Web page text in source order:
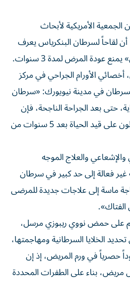
الأمريكية لأبحاث
لقاحاً لسرطان البنكرياس يعرف
عودة المرض لمدة 3 سنوات.
أخصائي الأورام الجراحي في مركز
في مدينة نيويورك: «سرطان
حتى بعد الجراحة الناجحة، فإن
12٪ فقط من المرضى يظلون على قيد الحياة بعد 5 سنوات من
والعلاج الموجه
غير فعالة إلى حد كبير في سرطان
ماسة إلى علاجات جديدة للمرضى
على حمض نووي ريبوزي مرسل،
الخلايا السرطانية ومهاجمتها،
موجوداً حصرياً في ورم المريض، إذ إن
بناء على الطفرات المحددة